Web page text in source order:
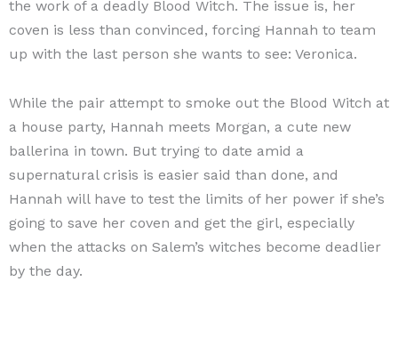
the work of a deadly Blood Witch. The issue is, her
coven is less than convinced, forcing Hannah to team
up with the last person she wants to see: Veronica.
While the pair attempt to smoke out the Blood Witch at
a house party, Hannah meets Morgan, a cute new
ballerina in town. But trying to date amid a
supernatural crisis is easier said than done, and
Hannah will have to test the limits of her power if she’s
going to save her coven and get the girl, especially
when the attacks on Salem’s witches become deadlier
by the day.